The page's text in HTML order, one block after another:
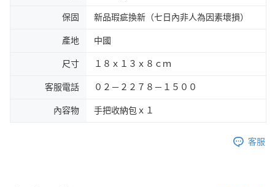
保固 新品瑕疵換新（七日內非人為因素壞損）
產地 中國
尺寸 １８ｘ１３ｘ８ｃｍ
客服電話 ０２－２２７８－１５００
內容物 手把收納包ｘ１
客服